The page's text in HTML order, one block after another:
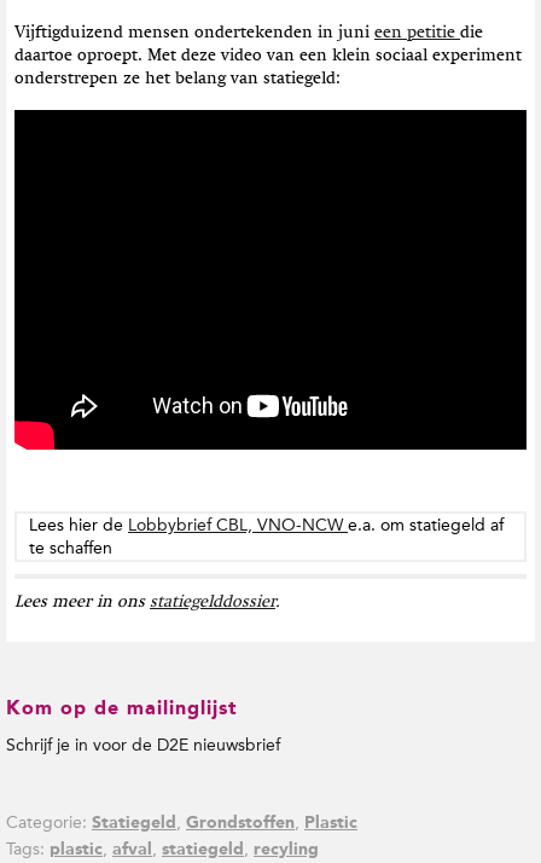
Vijftigduizend mensen ondertekenden in juni een petitie die
daartoe oproept. Met deze video van een klein sociaal experiment
onderstrepen ze het belang van statiegeld:
Lees hier de Lobbybrief CBL, VNO-NCWe.a. om statiegeld af
te schaffen
Lees meer in ons statiegelddossier.
Kom op de mailinglijst
Schrijf je in voor de D2E nieuwsbrief
Categorie: Statiegeld , Grondstoffen, Plastic
Tags: plastic, afval , statiegeld , recyling